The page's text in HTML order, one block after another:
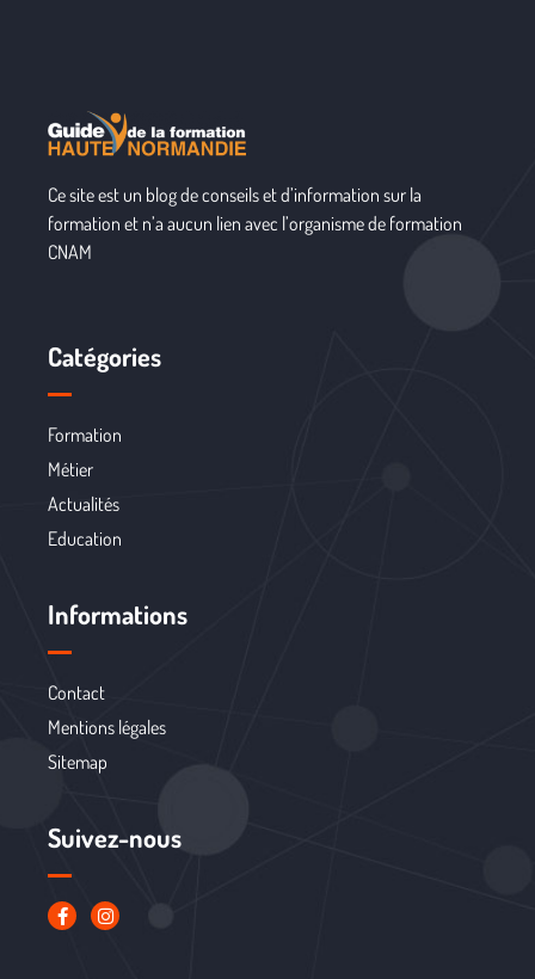
Ce site est un blog de conseils et d’information sur la
formation et n’a aucun lien avec l’organisme de formation
CNAM
Catégories
Formation
Métier
Actualités
Education
Informations
Contact
Mentions légales
Sitemap
Suivez-nous